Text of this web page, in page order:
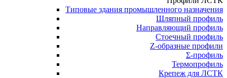
Типовые здания промышленного назначения
Шляпный профиль
Направляющий профиль
Стоечный профиль
Z-образные профили
Σ-профиль
Термопрофиль
Крепеж для ЛСТК